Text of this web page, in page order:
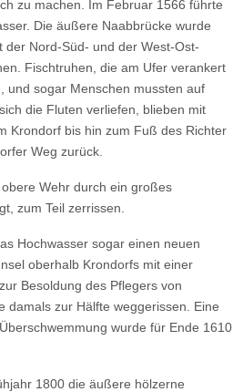
zu machen. Im Februar 1566 führte
Die äußere Naabbrücke wurde
der Nord-Süd- und der West-Ost-
Fischtruhen, die am Ufer verankert
und sogar Menschen mussten auf
die Fluten verliefen, blieben mit
Krondorf bis hin zum Fuß des Richter
Weg zurück.
Wehr durch ein großes
zum Teil zerrissen.
Hochwasser sogar einen neuen
oberhalb Krondorfs mit einer
Besoldung des Pflegers von
damals zur Hälfte weggerissen. Eine
wurde für Ende 1610
1800 die äußere hölzerne